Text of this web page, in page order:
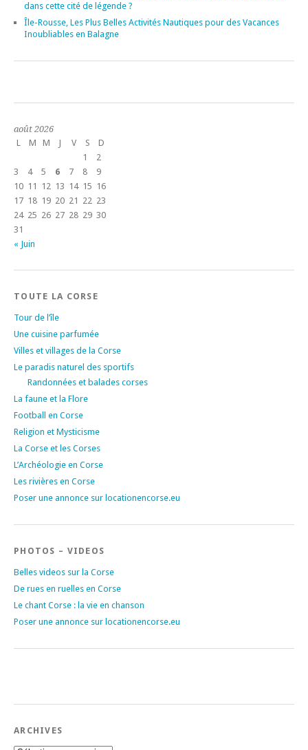
dans cette cité de légende ?
Île-Rousse, Les Plus Belles Activités Nautiques pour des Vacances
Inoubliables en Balagne
août 2026
L
M M J V S
D
1
2
3
4 5 6 7 8
9
10 11 12 13 14 15 16
17 18 19 20 21 22 23
24 25 26 27 28 29 30
31
« Juin
TOUTE LA CORSE
Tour de l’île
Une cuisine parfumée
Villes et villages de la Corse
Le paradis naturel des sportifs
Randonnées et balades corses
La faune et la Flore
Football en Corse
Religion et Mysticisme
La Corse et les Corses
L’Archéologie en Corse
Les rivières en Corse
Poser une annonce sur locationencorse.eu
PHOTOS – VIDEOS
Belles videos sur la Corse
De rues en ruelles en Corse
Le chant Corse : la vie en chanson
Poser une annonce sur locationencorse.eu
ARCHIVES